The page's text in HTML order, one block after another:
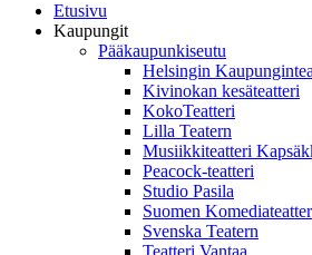
Etusivu
Kaupungit
Pääkaupunkiseutu
Helsingin
Kivinokan kesäteatteri
KokoTeatteri
Lilla Teatern
Musiikkiteatteri
Peacock-teatteri
Studio Pasila
Suomen
Svenska Teatern
Teatteri Vantaa